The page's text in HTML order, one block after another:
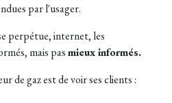
par l'usager.
perpétue, internet, les
mais pasmieux informés.
de gaz est de voir ses clients :